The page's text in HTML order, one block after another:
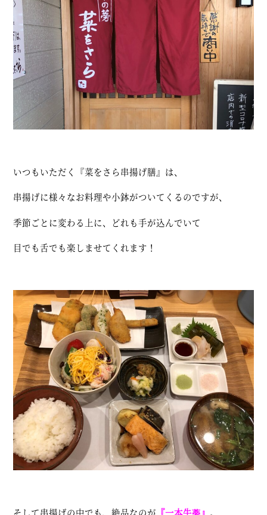
いつもいただく『菜をさら串揚げ膳』は、
串揚げに様々なお料理や小鉢がついてくるのですが、
季節ごとに変わる上に、どれも手が込んでいて
目でも舌でも楽しませてくれます！
そして串揚げの中でも、絶品なのが 『一本牛蒡』。